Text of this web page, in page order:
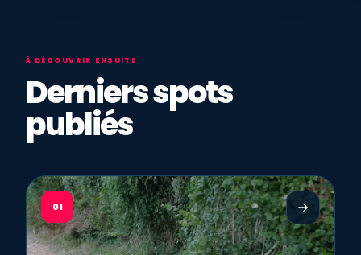
À DÉCOUVRIR ENSUITE
Derniers spots
publiés
01